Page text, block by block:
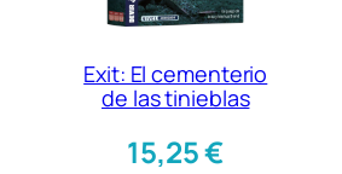
Exit: El cementerio
de las tinieblas
15,25€